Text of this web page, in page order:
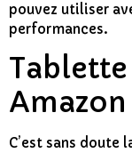
pouvez utiliser
performances.
C’est sans